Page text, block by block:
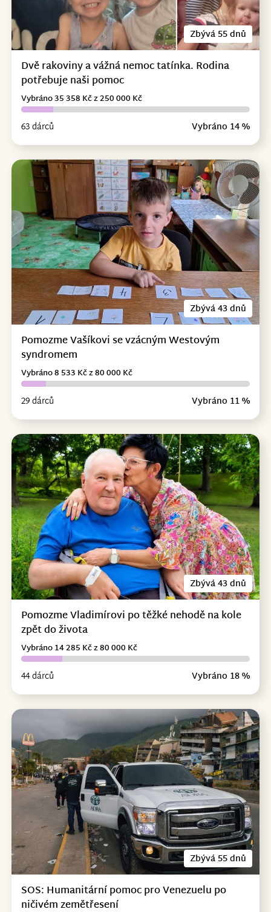
Zbývá 55 dnů
Dvě rakoviny a vážná nemoc tatínka. Rodina
potřebuje naši pomoc
63 dárců Vybráno 14 %
Vybráno 35 358 Kč z 250 000 Kč
Zbývá 43 dnů
Pomozme Vašíkovi se vzácným Westovým
syndromem
29 dárců Vybráno 11 %
Vybráno 8 533 Kč z 80 000 Kč
Zbývá 43 dnů
Pomozme Vladimírovi po těžké nehodě na kole
zpět do života
44 dárců Vybráno 18 %
Vybráno 14 285 Kč z 80 000 Kč
Zbývá 55 dnů
SOS: Humanitární pomoc pro Venezuelu po
ničivém zemětřesení